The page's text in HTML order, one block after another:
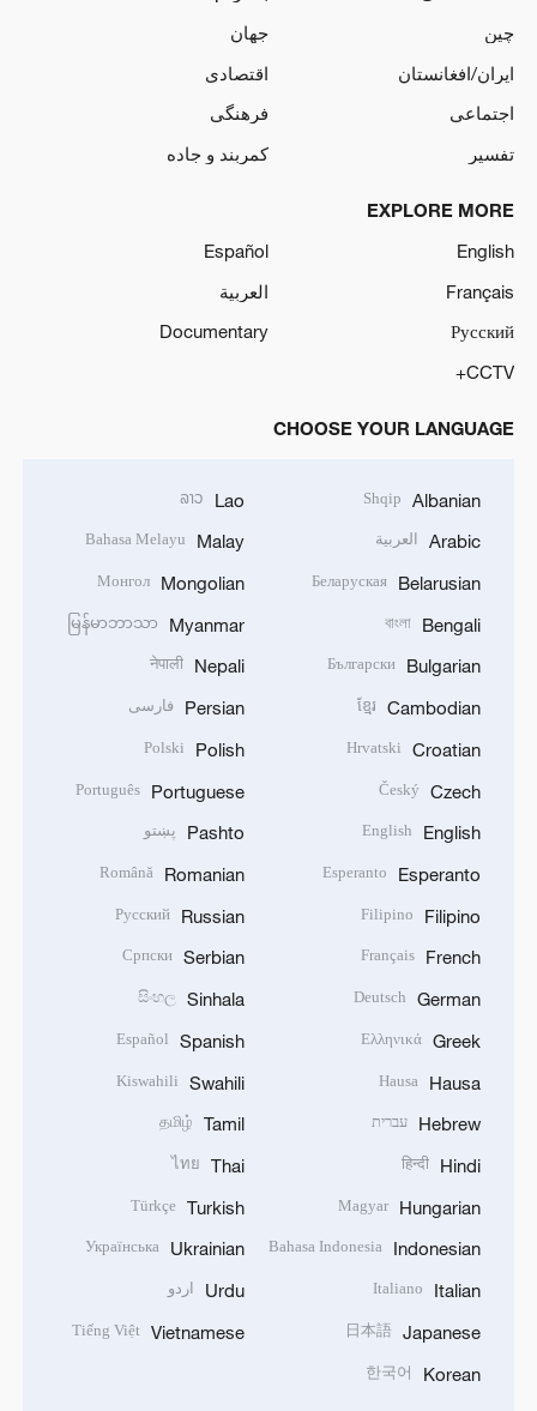
چین
جهان
ایران/افغانستان
اقتصادی
اجتماعی
فرهنگی
تفسیر
کمربند و جاده
EXPLORE MORE
English
Español
Français
العربية
Русский
Documentary
CCTV+
CHOOSE YOUR LANGUAGE
Albanian
Shqip
Arabic العربية
Belarusian
Беларуская
Bengali
বাংলা
Bulgarian
Български
Cambodian
ខ្មែរ
Croatian
Hrvatski
Czech
Český
English
English
Esperanto
Esperanto
Filipino
Filipino
French
Français
German
Deutsch
Greek
Ελληνικά
Hausa
Hausa
Hebrew עברית
Hindi
हिन्दी
Hungarian
Magyar
Indonesian
Bahasa Indonesia
Italian
Italiano
Japanese
日本語
Korean
한국어
Lao
ລາວ
Malay
Bahasa Melayu
Mongolian
Монгол
Myanmar
မြန်မာဘာသာ
Nepali
नेपाली
Persian فارسی
Polish
Polski
Portuguese
Português
Pashto پښتو
Romanian
Română
Russian
Русский
Serbian
Српски
Sinhala
සිංහල
Spanish
Español
Swahili
Kiswahili
Tamil
தமிழ்
Thai
ไทย
Turkish
Türkçe
Ukrainian
Українська
Urdu اردو
Vietnamese
Tiếng Việt